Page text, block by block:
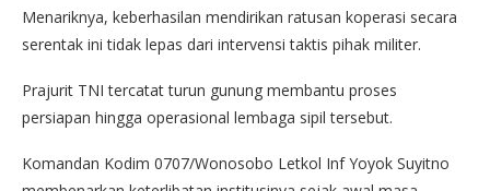
Menariknya, keberhasilan mendirikan ratusan koperasi secara
serentak ini tidak lepas dari intervensi taktis pihak militer.
Prajurit TNI tercatat turun gunung membantu proses
persiapan hingga operasional lembaga sipil tersebut.
Komandan Kodim 0707/Wonosobo Letkol Inf Yoyok Suyitno